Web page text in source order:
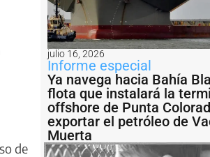
de
julio 16, 2026
Informe especial
Ya navega hacia Bahía
flota que instalará la
offshore de Punta
exportar el petróleo de
Muerta